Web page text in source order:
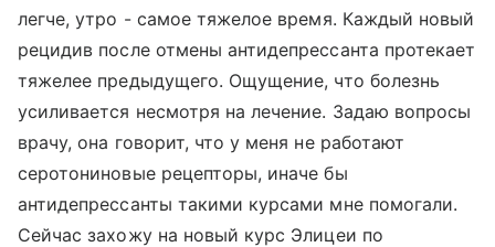
легче, утро - самое тяжелое время. Каждый новый
рецидив после отмены антидепрессанта протекает
тяжелее предыдущего. Ощущение, что болезнь
усиливается несмотря на лечение. Задаю вопросы
врачу, она говорит, что у меня не работают
серотониновые рецепторы, иначе бы
антидепрессанты такими курсами мне помогали.
Сейчас захожу на новый курс Элицеи по